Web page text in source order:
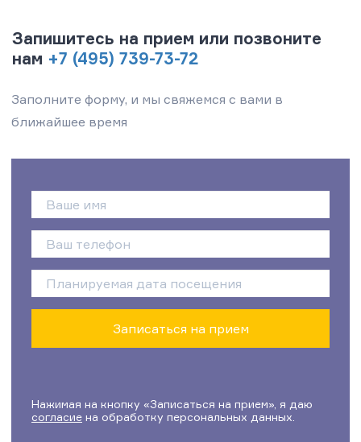
Запишитесь на прием или позвоните
нам +7 (495) 739-73-72
Заполните форму, и мы свяжемся с вами в
ближайшее время
Нажимая на кнопку «Записаться на прием», я даю
согласие на обработку персональных данных.